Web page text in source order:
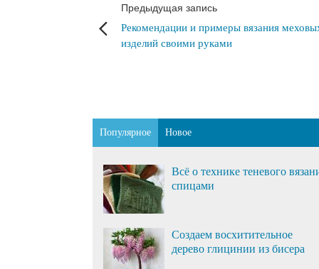
Предыдущая запись
Рекомендации и примеры вязания
изделий своими руками
Популярное Новое
Всё о технике теневого
спицами
Создаем восхитительное
дерево глицинии из бисера